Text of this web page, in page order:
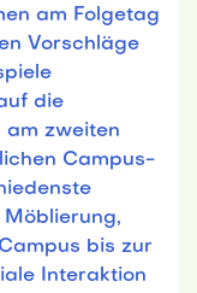
am Folgetag
Vorschläge
die
am zweiten
Campus-
bis zur
Interaktion